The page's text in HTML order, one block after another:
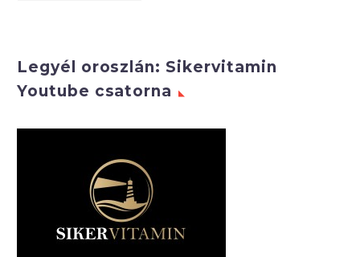
Legyél oroszlán: Sikervitamin
Youtube csatorna